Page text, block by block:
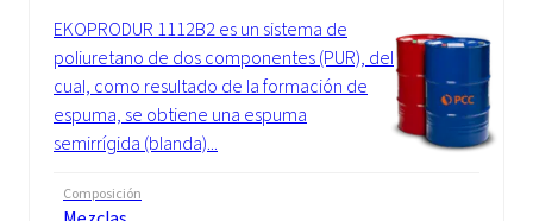
EKOPRODUR 1112B2 es un sistema de
poliuretano de dos componentes (PUR), del
cual, como resultado de la formación de
espuma, se obtiene una espuma
semirrígida (blanda)...
Composición